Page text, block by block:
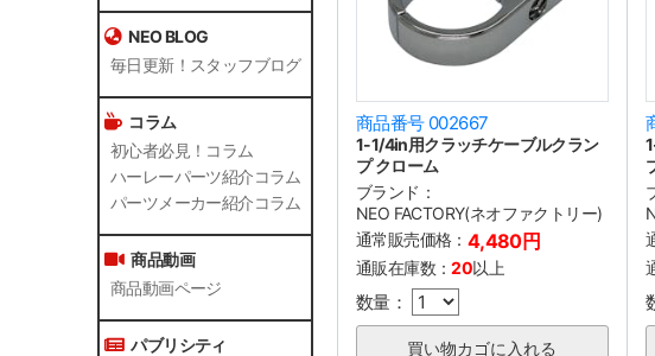
NEO BLOG
毎日更新！スタッフブログ
コラム
初心者必見！コラム
ハーレーパーツ紹介コラム
パーツメーカー紹介コラム
商品動画
商品動画ページ
パブリシティ
商品番号 002667
1-1/4in用クラッチケーブルクラン
プ クローム
ブランド：
NEO FACTORY(ネオファクトリー)
通常販売価格： 4,480円
通販在庫数：20以上
数量：